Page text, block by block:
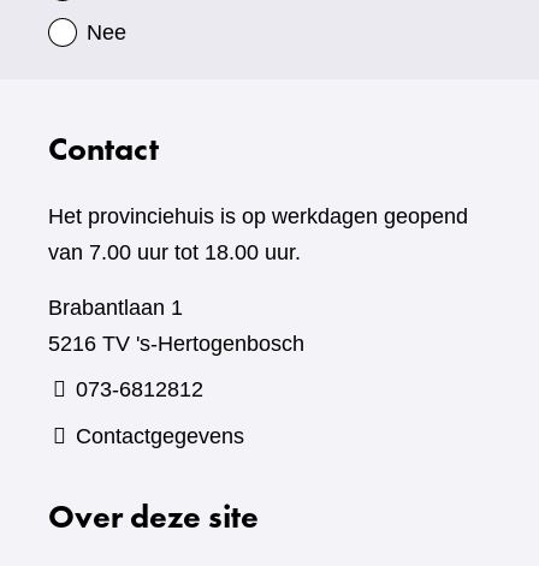
Nee
Contact
Het provinciehuis is op werkdagen geopend
van 7.00 uur tot 18.00 uur.
Brabantlaan 1
5216 TV 's-Hertogenbosch
073-6812812
Contactgegevens
Over deze site